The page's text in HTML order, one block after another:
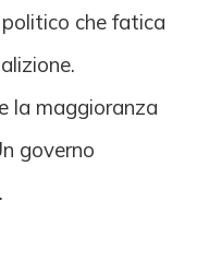
che fatica
la maggioranza
governo